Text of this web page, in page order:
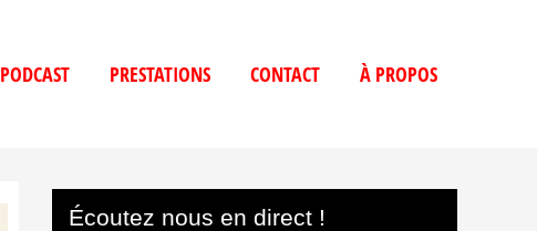
PODCAST PRESTATIONS CONTACT À PROPOS
Écoutez nous en direct !